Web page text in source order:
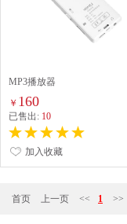
MP3播放器
￥ 160
已售出: 10
加入收藏
首页 上一页 << 1 >>